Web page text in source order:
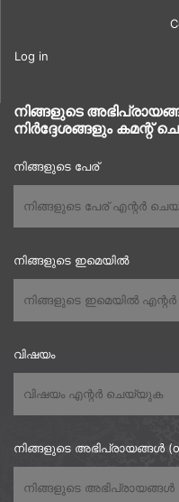
Log in
നിങ്ങളുടെ
നിർദ്ദേശങ്ങളും കമന്റ്
നിങ്ങളുടെ പേര്
നിങ്ങളുടെ ഇമെയിൽ
വിഷയം
നിങ്ങളുടെ അഭിപ്രായങ്ങൾ